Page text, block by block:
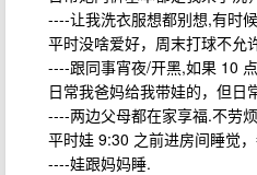
----让我洗衣服想都别想,有时
平时没啥爱好，周末打球不允
----跟同事宵夜/开黑,如果 10
日常我爸妈给我带娃的，但日
----两边父母都在家享福.不劳
平时娃 9:30 之前进房间睡觉
----娃跟妈妈睡.